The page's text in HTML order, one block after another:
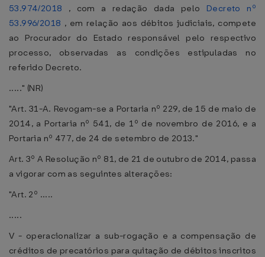
53.974/2018 , com a redação dada pelo Decreto nº
53.996/2018 , em relação aos débitos judiciais, compete
ao Procurador do Estado responsável pelo respectivo
processo, observadas as condições estipuladas no
referido Decreto.
....." (NR)
"Art. 31-A. Revogam-se a Portaria nº 229, de 15 de maio de
2014, a Portaria nº 541, de 1º de novembro de 2016, e a
Portaria nº 477, de 24 de setembro de 2013."
Art. 3º A Resolução nº 81, de 21 de outubro de 2014, passa
a vigorar com as seguintes alterações:
"Art. 2º .....
.....
V - operacionalizar a sub-rogação e a compensação de
créditos de precatórios para quitação de débitos inscritos